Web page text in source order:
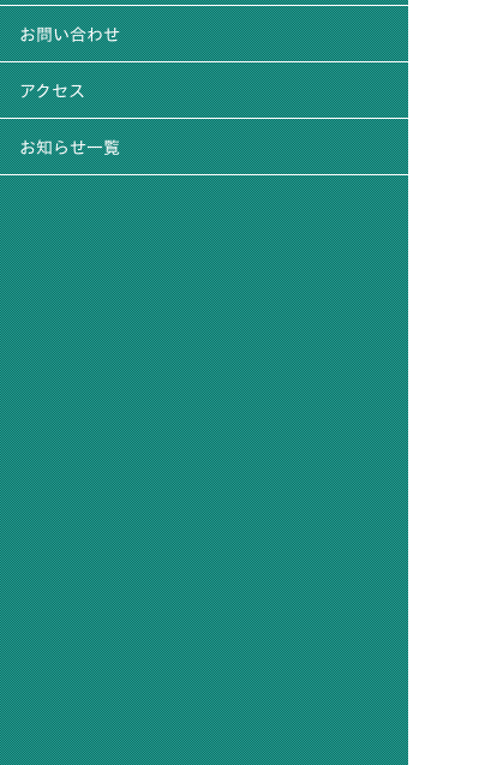
お問い合わせ
アクセス
お知らせ一覧